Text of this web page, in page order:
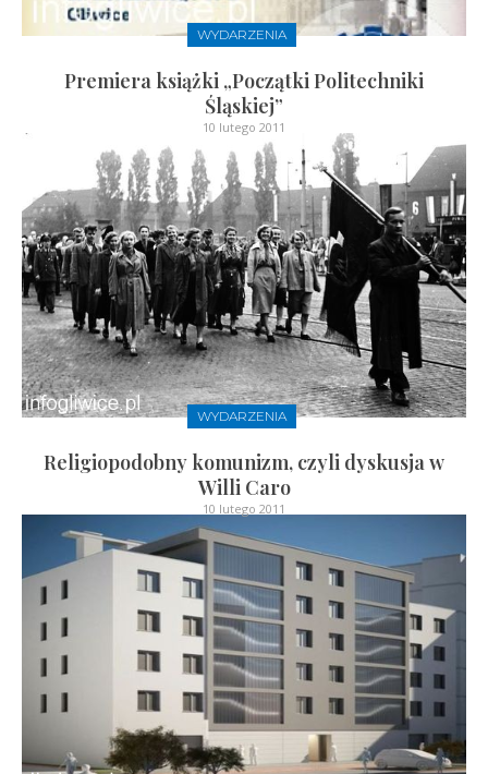
WYDARZENIA
Premiera książki „Początki Politechniki
Śląskiej”
10 lutego 2011
WYDARZENIA
Religiopodobny komunizm, czyli dyskusja w
Willi Caro
10 lutego 2011